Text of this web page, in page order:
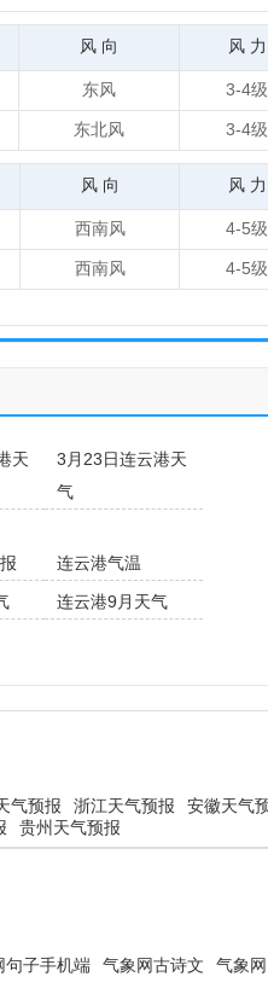
风 向 风 力
东风 3-4级
东北风 3-4级
风 向 风 力
西南风 4-5级
西南风
4-5级
天
3月23日连云港天
气
连云港气温
连云港9月天气
气预报 浙江天气预报 安徽天气
贵州天气预报
句子手机端 气象网古诗文 气象网